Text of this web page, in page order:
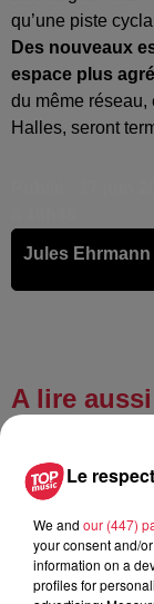
qu’une piste
Des nouveaux
espace plus
du même
Halles, seront
Jules Ehrmann
A lire aussi
Le
We and our (447)
your consent and/
information on a
profiles for